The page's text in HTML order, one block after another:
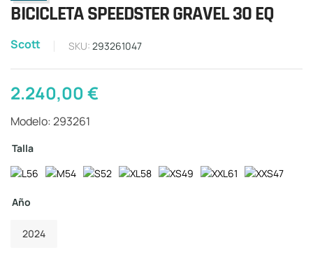
BICICLETA SPEEDSTER GRAVEL 30 EQ
Scott SKU: 293261047
2.240,00€
Modelo: 293261
Talla
Año
2024